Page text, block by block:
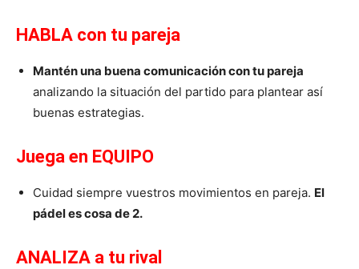
HABLA con tu pareja
Mantén una buena comunicación con tu pareja
analizando la situación del partido para plantear así
buenas estrategias.
Juega en EQUIPO
Cuidad siempre vuestros movimientos en pareja. El
pádel es cosa de 2.
ANALIZA a tu rival